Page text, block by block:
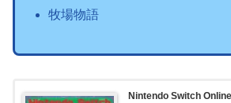
牧場物語
Nintendo Switch Online